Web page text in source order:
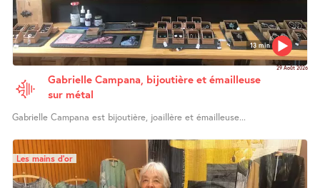
13 min
29 Août 2026
Gabrielle Campana, bijoutière et émailleuse
sur métal
Gabrielle Campana est bijoutière, joaillère et émailleuse...
Les mains d’or